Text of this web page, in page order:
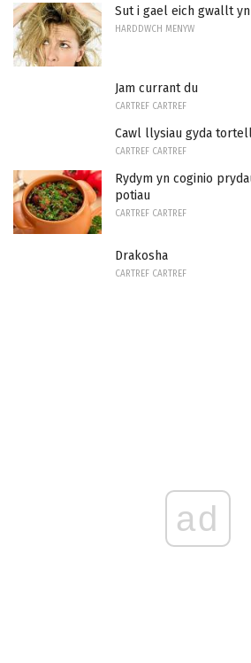
Sut i gael eich gwallt
HARDDWCH MENYW
Jam currant du
CARTREF CARTREF
Cawl llysiau gyda
CARTREF CARTREF
Rydym yn coginio
potiau
CARTREF CARTREF
Drakosha
CARTREF CARTREF
ad